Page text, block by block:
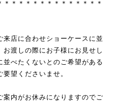
＊＊＊＊＊＊＊＊＊＊＊＊＊
来店に合わせショーケースに並
渡しの際にお子様にお見せし
べたくないとのご希望がある
望くださいませ。
案内がお休みになりますのでご